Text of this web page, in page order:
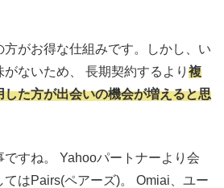
方がお得な仕組みです。しかし、い
ないため、 長期契約するより 複
た方が出会いの機会が増えると思
すね。 Yahooパートナーより会
てはPairs(ペアーズ)。 Omiai、ユー